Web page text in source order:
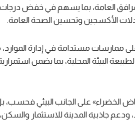
العامة، بما يسهم في خفض درجات
الأكسجين وتحسين الصحة العامة.
ممارسات مستدامة في إدارة الموارد،
لطبيعة البيئة المحلية، بما يضمن
الخضراء» على الجانب البيئي فحسب،